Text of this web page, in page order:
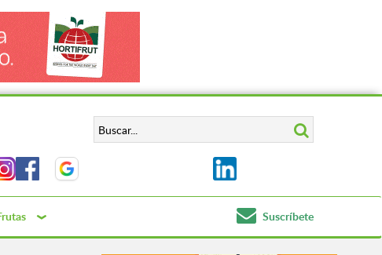
Suscríbete